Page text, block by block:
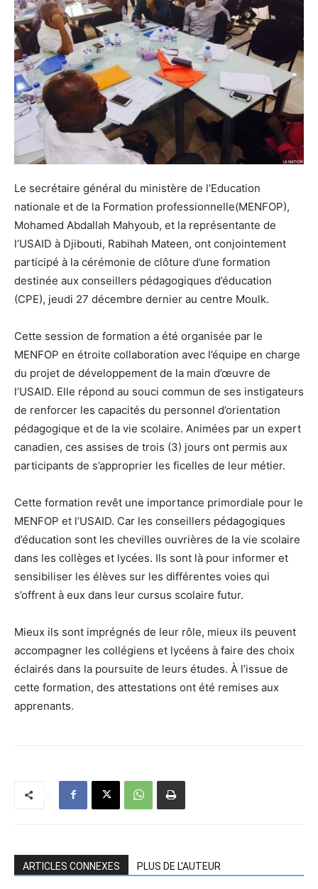
Le secrétaire général du ministère de l’Education
nationale et de la Formation professionnelle(MENFOP),
Mohamed Abdallah Mahyoub, et la représentante de
l’USAID à Djibouti, Rabihah Mateen, ont conjointement
participé à la cérémonie de clôture d’une formation
destinée aux conseillers pédagogiques d’éducation
(CPE), jeudi 27 décembre dernier au centre Moulk.
Cette session de formation a été organisée par le
MENFOP en étroite collaboration avec l’équipe en charge
du projet de développement de la main d’œuvre de
l’USAID. Elle répond au souci commun de ses instigateurs
de renforcer les capacités du personnel d’orientation
pédagogique et de la vie scolaire. Animées par un expert
canadien, ces assises de trois (3) jours ont permis aux
participants de s’approprier les ficelles de leur métier.
Cette formation revêt une importance primordiale pour le
MENFOP et l’USAID. Car les conseillers pédagogiques
d’éducation sont les chevilles ouvrières de la vie scolaire
dans les collèges et lycées. Ils sont là pour informer et
sensibiliser les élèves sur les différentes voies qui
s’offrent à eux dans leur cursus scolaire futur.
Mieux ils sont imprégnés de leur rôle, mieux ils peuvent
accompagner les collégiens et lycéens à faire des choix
éclairés dans la poursuite de leurs études. À l’issue de
cette formation, des attestations ont été remises aux
apprenants.
ARTICLES CONNEXES PLUS DE L'AUTEUR